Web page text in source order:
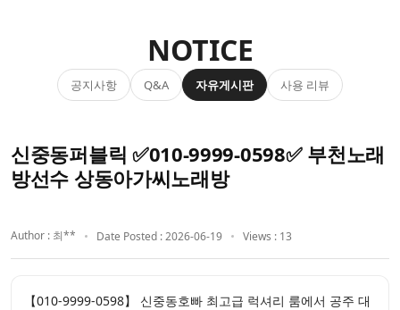
NOTICE
공지사항 Q&A 자유게시판 사용 리뷰
신중동퍼블릭 ✅010-9999-0598✅ 부천노래
방선수 상동아가씨노래방
Author : 최** Date Posted : 2026-06-19 Views : 13
【010-9999-0598】 신중동호빠 최고급 럭셔리 룸에서 공주 대